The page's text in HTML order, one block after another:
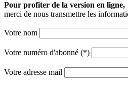
Pour profiter de la version en ligne,
merci de nous transmettre les
Votre nom
Votre numéro d'abonné (*)
Votre adresse mail